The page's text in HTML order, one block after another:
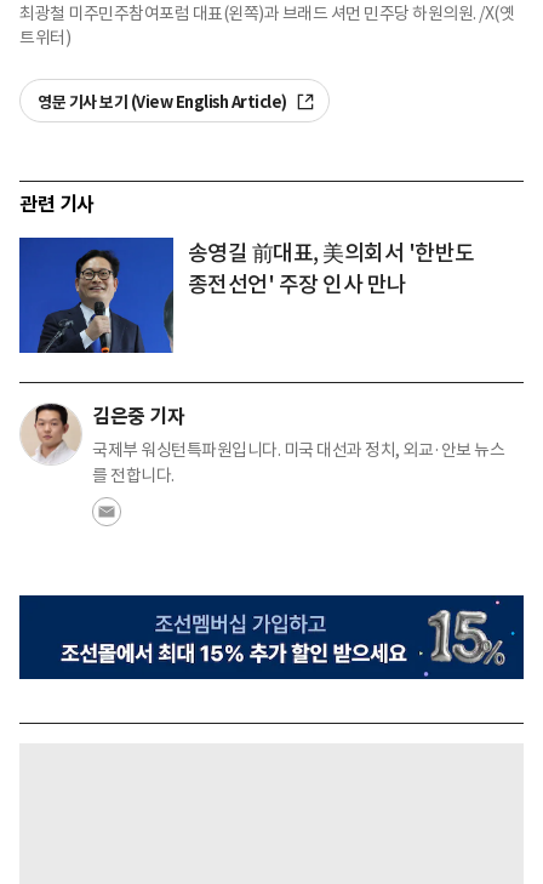
최광철 미주민주참여포럼 대표(왼쪽)과 브래드 셔먼 민주당 하원의원. /X(옛
트위터)
영문 기사 보기 (View English Article)
관련 기사
송영길 前대표, 美의회서 '한반도
종전선언' 주장 인사 만나
김은중 기자
국제부 워싱턴특파원입니다. 미국 대선과 정치, 외교·안보 뉴스
를 전합니다.